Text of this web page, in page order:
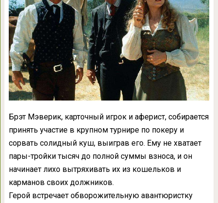
Брэт Мэверик, карточный игрок и аферист, собирается
принять участие в крупном турнире по покеру и
сорвать солидный куш, выиграв его. Ему не хватает
пары-тройки тысяч до полной суммы взноса, и он
начинает лихо вытряхивать их из кошельков и
карманов своих должников.
Герой встречает обворожительную авантюристку